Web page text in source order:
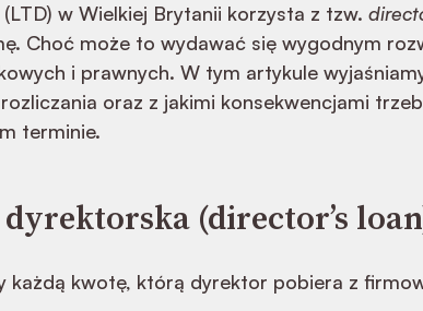
w Wielkiej Brytanii korzysta z tzw.
Choć może to wydawać się wygodnym
i prawnych. W tym artykule
oraz z jakimi konsekwencjami
terminie.
(director’s
każdą kwotę, którą dyrektor pobiera z